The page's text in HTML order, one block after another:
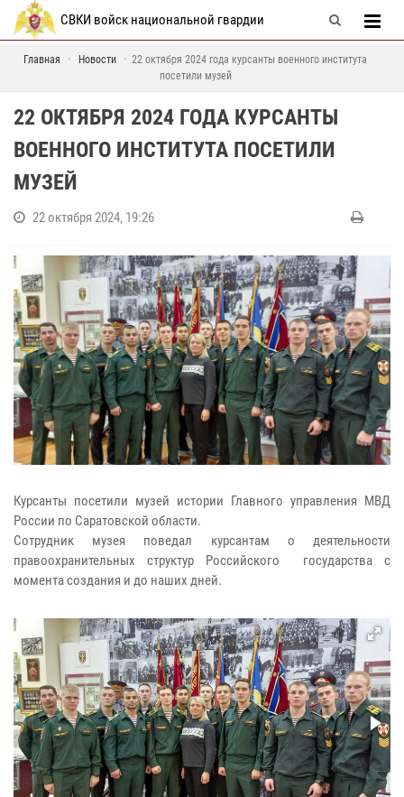
СВКИ войск национальной гвардии
Главная Новости
22 октября 2024 года курсанты военного института
посетили музей
22 ОКТЯБРЯ 2024 ГОДА КУРСАНТЫ
ВОЕННОГО ИНСТИТУТА ПОСЕТИЛИ
МУЗЕЙ
22 октября 2024, 19:26
Курсанты посетили музей истории Главного управления МВД
России по Саратовской области.
Сотрудник музея поведал курсантам о деятельности
правоохранительных структур Российского государства с
момента создания и до наших дней.